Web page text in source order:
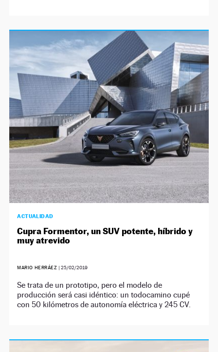
ACTUALIDAD
Cupra Formentor, un SUV potente, híbrido y
muy atrevido
MARIO HERRÁEZ |25/02/2019
Se trata de un prototipo, pero el modelo de
producción será casi idéntico: un todocamino cupé
con 50 kilómetros de autonomía eléctrica y 245 CV.